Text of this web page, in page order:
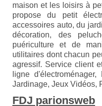
maison et les loisirs à
propose du petit
accessoires auto, du
décoration, des
puériculture et de
utilitaires dont chacun
agressif. Service client
ligne
Jardinage, Jeux Vidéos,
FDJ parionsweb